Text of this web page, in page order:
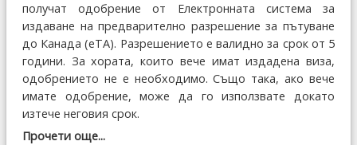
получат одобрение от Електронната система за
издаване на предварително разрешение за пътуване
до Канада (eTA). Разрешението е валидно за срок от 5
години. За хората, които вече имат издадена виза,
одобрението не е необходимо. Също така, ако вече
имате одобрение, може да го използвате докато
изтече неговия срок.
Прочети още...